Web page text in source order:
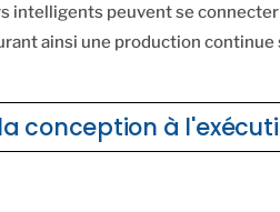
peuvent se
ainsi une production
conception à